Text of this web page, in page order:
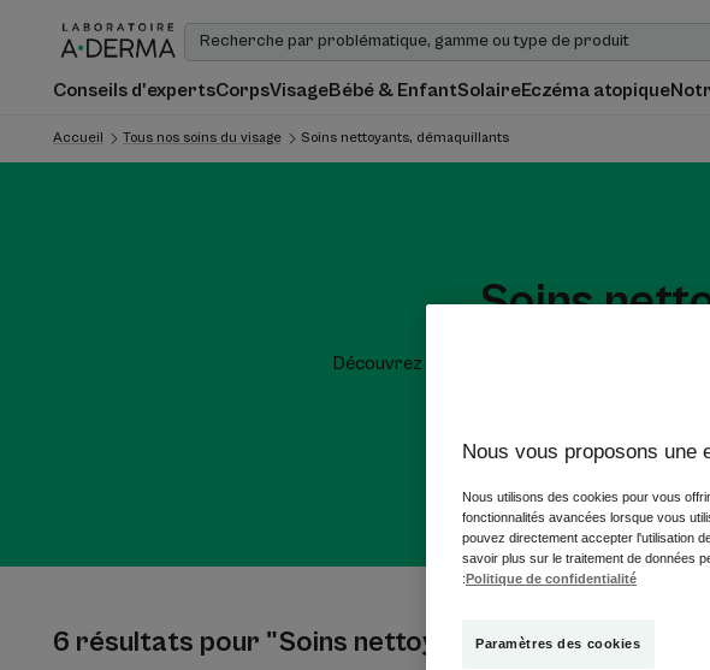
Conseils d'expertsCorpsVisageBébé & EnfantSolaireEczéma atopique
Accueil Tous nos soins du visage Soins nettoyants, démaquillants
Soins
Découvrez nos nettoyants dermatologiques
impuretés et le
6 résultats pour "Soins nettoyants, démaquillants"
Nous vous proposons une
Nous utilisons des cookies pour vous
fonctionnalités avancées lorsque vous
pouvez directement accepter l'utilisation
savoir plus sur le traitement de données
:Politique de confidentialité
Paramètres des cookies